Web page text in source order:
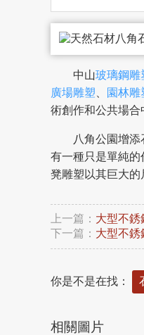
中山玻璃鋼雕
廣場雕塑
園林雕
術創作和公共場合
八角公園增
有一種只是單純
凳雕塑以其巨大的
上一篇： 大型不銹
下一篇： 大型不銹
你是不是在找：
相關圖片